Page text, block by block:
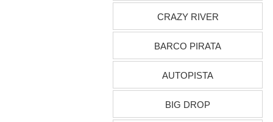
CRAZY RIVER
BARCO PIRATA
AUTOPISTA
BIG DROP